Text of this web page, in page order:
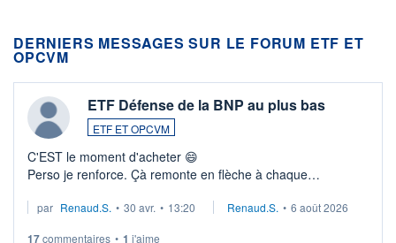
DERNIERS MESSAGES SUR LE FORUM ETF ET
OPCVM
ETF Défense de la BNP au plus bas
ETF ET OPCVM
C'EST le moment d'acheter 😄​
Perso je renforce. Çà remonte en flèche à chaque
Investissement long terme tip top pour sa retraite.
par Renaud.S. • 30 avr. • 13:20 Renaud.S. • 6 août 2026
17commentaires • 1 j'aime